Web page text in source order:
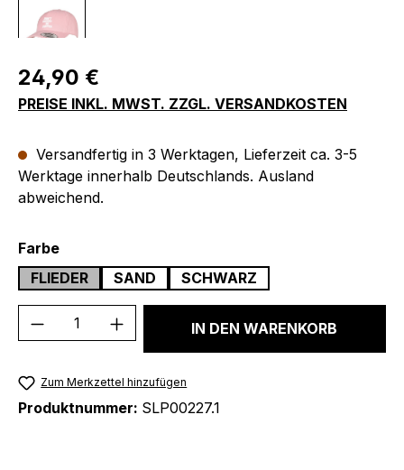
Regulärer Preis:
24,90 €
PREISE INKL. MWST. ZZGL. VERSANDKOSTEN
Versandfertig in 3 Werktagen, Lieferzeit ca. 3-5
Werktage innerhalb Deutschlands. Ausland
abweichend.
Farbeauswählen
FLIEDER
SAND SCHWARZ
Produkt Anzahl: Gib denIN DEN WARENKORB
Zum Merkzettel hinzufügen
Produktnummer: SLP00227.1